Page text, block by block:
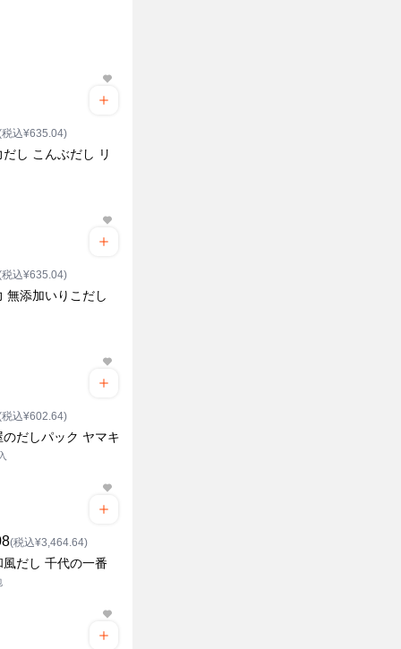
税込¥635.04)
だし こんぶだし リ
税込¥635.04)
無添加いりこだし
税込¥602.64)
のだしパック ヤマキ
(税込¥3,464.64)
風だし 千代の一番